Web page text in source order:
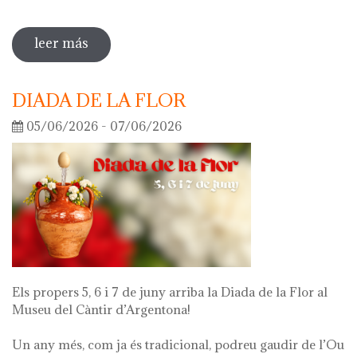
leer más sobre visita guiada a la exposición 'lo
que queda de mí'
DIADA DE LA FLOR
05/06/2026 - 07/06/2026
Els propers 5, 6 i 7 de juny arriba la Diada de la Flor al
Museu del Càntir d’Argentona!
Un any més, com ja és tradicional, podreu gaudir de l’Ou